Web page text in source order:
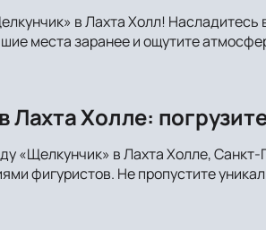
в Лахта Холл! Насладитесь
места заранее и ощутите
Лахта Холле:
«Щелкунчик» в Лахта Холле,
фигуристов. Не пропустите